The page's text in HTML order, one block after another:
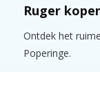
Ruger
Ontdek het
Poperinge.